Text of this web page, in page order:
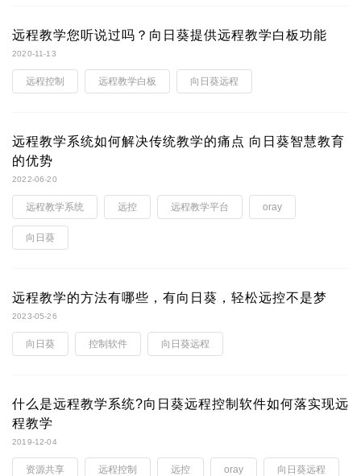
远程教学您听说过吗？向日葵提供远程教学白板功能
2020-11-13
远程控制 远程教学白板 向日葵远程
远程教学系统如何解决传统教学的痛点 向日葵智慧教育
的优势
2022-06-20
远程教学系统 远控 远程教学平台 oray
向日葵
远程教学的方法有哪些，有向日葵，轻松远控不是梦
2023-05-26
向日葵 控制软件 向日葵远程
什么是远程教学系统?向日葵远程控制软件如何落实现远
程教学
2019-12-04
资源共享 远程控制 远控 oray 向日葵远程